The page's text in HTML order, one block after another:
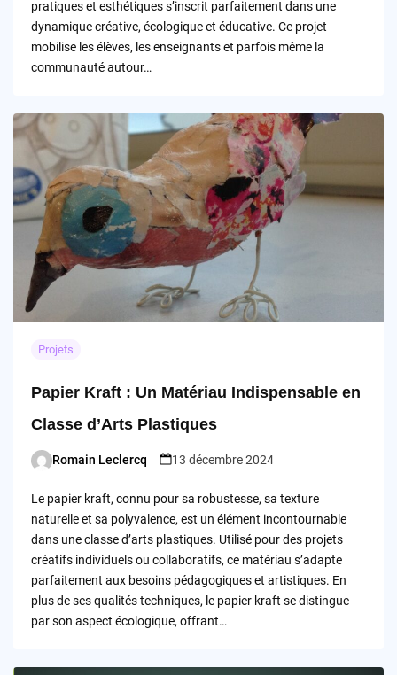
pratiques et esthétiques s’inscrit parfaitement dans une
dynamique créative, écologique et éducative. Ce projet
mobilise les élèves, les enseignants et parfois même la
communauté autour…
Projets
Papier Kraft : Un Matériau Indispensable en
Classe d’Arts Plastiques
Posted
Romain Leclercq 13 décembre 2024
Le papier kraft, connu pour sa robustesse, sa texture
naturelle et sa polyvalence, est un élément incontournable
dans une classe d’arts plastiques. Utilisé pour des projets
créatifs individuels ou collaboratifs, ce matériau s’adapte
parfaitement aux besoins pédagogiques et artistiques. En
plus de ses qualités techniques, le papier kraft se distingue
par son aspect écologique, offrant…